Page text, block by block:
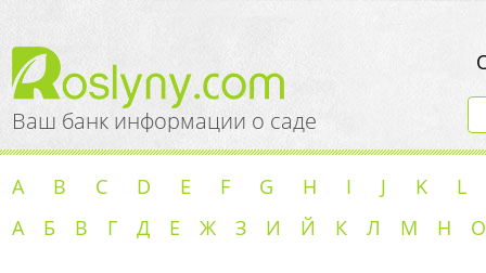
Ваш банк информации о саде
A B C D E F G H I J K
L
А
Б В Г Д Е Ж З И Й К Л М Н О